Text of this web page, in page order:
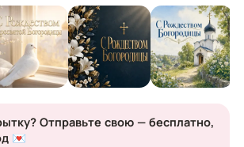
Отправьте свою — бесплатно,
💌